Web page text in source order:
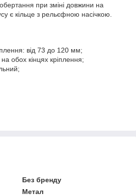
при зміні довжини на
є кільце з рельєфною насічкою.
від 73 до 120 мм;
обох кінцях кріплення;
Без бренду
Метал